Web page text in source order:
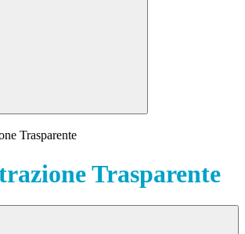
Trasparente
Trasparente